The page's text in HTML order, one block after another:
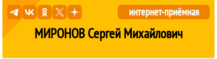
МИРОНОВ Сергей Михайлович
интернет-приёмная